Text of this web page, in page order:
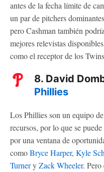
antes de la fecha límite de
un par de pitchers
pero Cashman también
mejores relevistas
como el receptor de los
8. David
Phillies
Los Phillies son un equipo
recursos, por lo que se
por una ventana de
comoBryce Harper, Kyle
TurneryZack Wheeler. Pero